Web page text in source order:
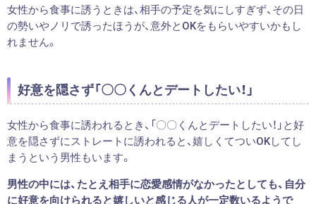
女性から食事に誘うときは、相手の予定を気にしすぎず、その日
の勢いやノリで誘ったほうが、意外とOKをもらいやすいかもし
れません。
好意を隠さず「〇〇くんとデートしたい！」
女性から食事に誘われるとき、「〇〇くんとデートしたい！」と好
意を隠さずにストレートに誘われると、嬉しくてついOKしてし
まうという男性もいます。
男性の中には、たとえ相手に恋愛感情がなかったとしても、自分
に好意を向けられると嬉しいと感じる人が一定数いるようで